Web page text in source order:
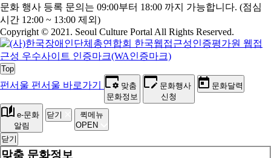
문화 행사 등록 문의는 09:00부터 18:00 까지 가능합니다. (점심
시간 12:00 ~ 13:00 제외)
Copyright © 2021. Seoul Culture Portal All Rights Reserved.
Top
펀서울 펀서울 바로가기
맞춤
문화정보
문화행사
신청
문화달력
e-문화
알림
닫기
퀵메뉴
OPEN
닫기
맞춤 문화정보